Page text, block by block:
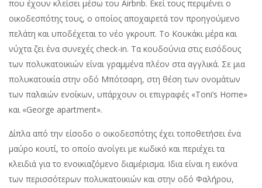
που έχουν κλείσει µέσω του Airbnb. Εκεί τους περιµένει ο
οικοδεσπότης τους, ο οποίος αποχαιρετά τον προηγούµενο
πελάτη και υποδέχεται το νέο γκρουπ. Το Κουκάκι µέρα και
νύχτα ζει ένα συνεχές check-in. Τα κουδούνια στις εισόδους
των πολυκατοικιών είναι γραµµένα πλέον στα αγγλικά. Σε µια
πολυκατοικία στην οδό Μπότσαρη, στη θέση των ονοµάτων
των παλαιών ενοίκων, υπάρχουν οι επιγραφές «Toni’s Home»
και «George apartment».
∆ίπλα από την είσοδο ο οικοδεσπότης έχει τοποθετήσει ένα
µαύρο κουτί, το οποίο ανοίγει µε κωδικό και περιέχει τα
κλειδιά για το ενοικιαζόµενο διαµέρισµα. Ιδια είναι η εικόνα
των περισσότερων πολυκατοικιών και στην οδό Φαλήρου,